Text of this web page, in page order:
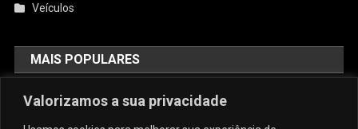
Valorizamos a sua privacidade
Veículos
MAIS POPULARES
AquiCupom: O Melhor Site De